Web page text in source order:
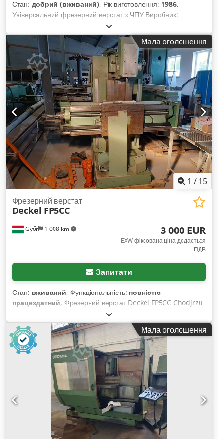
Стан: добрий (вживаний), Рік виготовлення: 1986,
Універсальний фрезерний верстат з ЧПУ Виробник:
DECKEL, модель: FP5NC, рік випуску: 1986, система
управління: DIALOG 4 Тільки на запчастини. Будь ласка,
звертайтесь із конкретними запитами, які деталі вам
потрібні. Codedtdahjpfx Abxjha
Мала оголошення
1 / 15
Győr 1 008 km
Фрезерний верстат
Deckel FP5CC
3 000 EUR
EXW фіксована ціна додається
ПДВ
Запитати
Стан: вживаний, Функціональність: повністю
працездатний, Фрезерний верстат Deckel FP5CC Chodjrzu
Stopfx Abxoa У гарному робочому стані. Також
рекомендуємо переглянути інші наші оголошення.
Мала оголошення